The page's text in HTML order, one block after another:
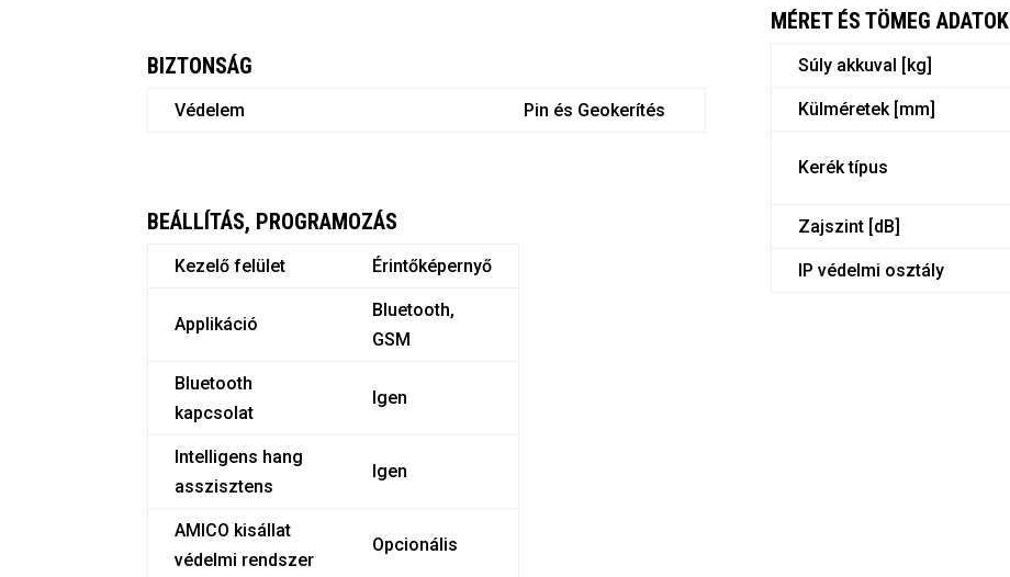
BIZTONSÁG
Védelem Pin és Geokerítés
BEÁLLÍTÁS, PROGRAMOZÁS
Kezelő felület Érintőképernyő
Applikáció
Bluetooth,
GSM
Bluetooth
kapcsolat
Igen
Intelligens hang
asszisztens
Igen
AMICO kisállat
védelmi rendszer
Opcionális
MÉRET ÉS TÖMEG ADATOK
Súly akkuval [kg]
Külméretek [mm]
Kerék típus
Zajszint [dB]
IP védelmi osztály